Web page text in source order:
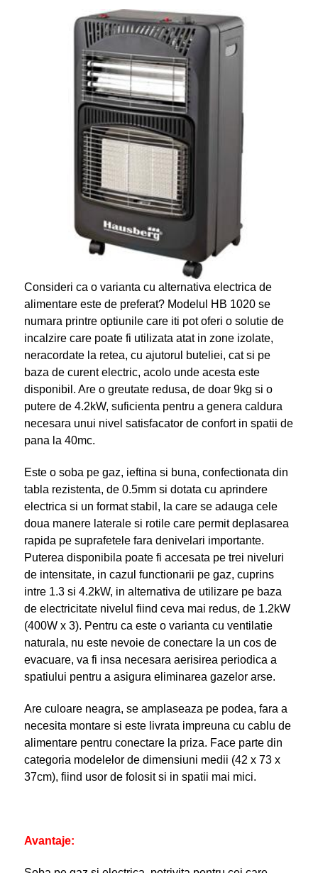
Consideri ca o varianta cu alternativa electrica de
alimentare este de preferat? Modelul HB 1020 se
numara printre optiunile care iti pot oferi o solutie de
incalzire care poate fi utilizata atat in zone izolate,
neracordate la retea, cu ajutorul buteliei, cat si pe
baza de curent electric, acolo unde acesta este
disponibil. Are o greutate redusa, de doar 9kg si o
putere de 4.2kW, suficienta pentru a genera caldura
necesara unui nivel satisfacator de confort in spatii de
pana la 40mc.
Este o soba pe gaz, ieftina si buna, confectionata din
tabla rezistenta, de 0.5mm si dotata cu aprindere
electrica si un format stabil, la care se adauga cele
doua manere laterale si rotile care permit deplasarea
rapida pe suprafetele fara denivelari importante.
Puterea disponibila poate fi accesata pe trei niveluri
de intensitate, in cazul functionarii pe gaz, cuprins
intre 1.3 si 4.2kW, in alternativa de utilizare pe baza
de electricitate nivelul fiind ceva mai redus, de 1.2kW
(400W x 3). Pentru ca este o varianta cu ventilatie
naturala, nu este nevoie de conectare la un cos de
evacuare, va fi insa necesara aerisirea periodica a
spatiului pentru a asigura eliminarea gazelor arse.
Are culoare neagra, se amplaseaza pe podea, fara a
necesita montare si este livrata impreuna cu cablu de
alimentare pentru conectare la priza. Face parte din
categoria modelelor de dimensiuni medii (42 x 73 x
37cm), fiind usor de folosit si in spatii mai mici.
Avantaje: